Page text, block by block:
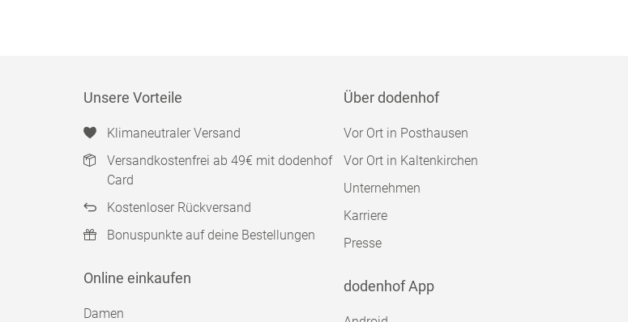
Unsere Vorteile
Klimaneutraler Versand
Versandkostenfrei ab 49€ mit dodenhof
Card
Kostenloser Rückversand
Bonuspunkte auf deine Bestellungen
Online einkaufen
Damen
Über dodenhof
Vor Ort in Posthausen
Vor Ort in Kaltenkirchen
Unternehmen
Karriere
Presse
dodenhof App